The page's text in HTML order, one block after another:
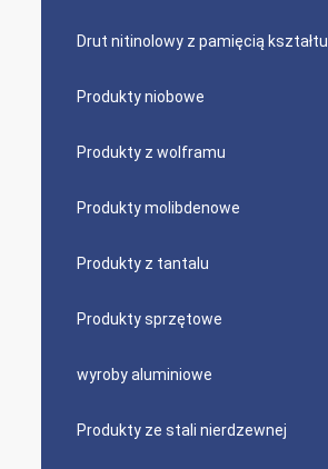
Drut nitinolowy z pamięcią kształtu
Produkty niobowe
Produkty z wolframu
Produkty molibdenowe
Produkty z tantalu
Produkty sprzętowe
wyroby aluminiowe
Produkty ze stali nierdzewnej